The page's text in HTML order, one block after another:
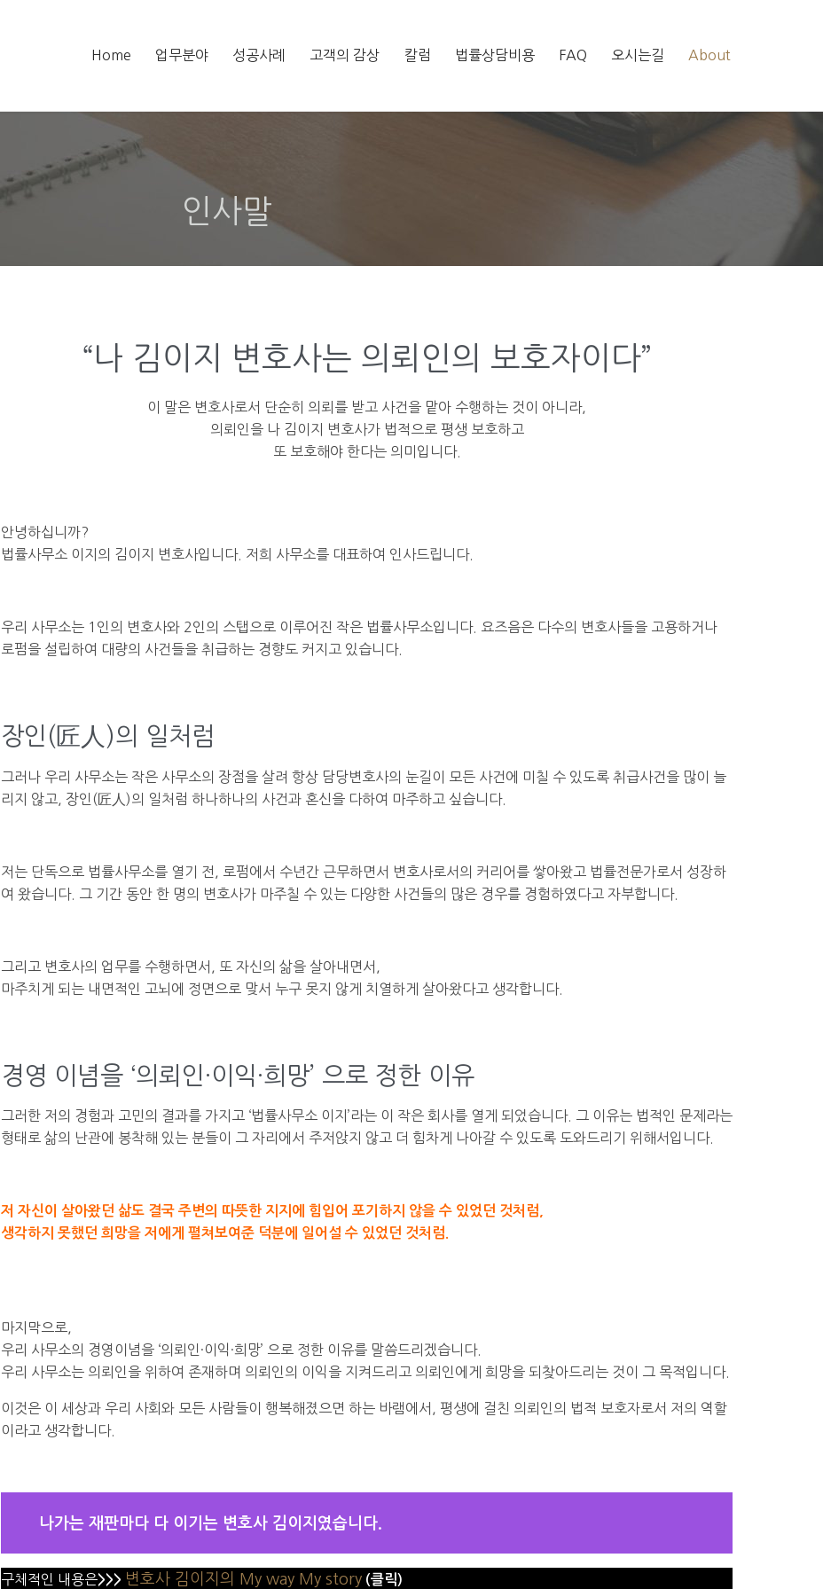
Home 업무분야 성공사례 고객의 감상 칼럼 법률상담비용 FAQ 오시는길 About
인사말
“나 김이지 변호사는 의뢰인의 보호자이다”
이 말은 변호사로서 단순히 의뢰를 받고 사건을 맡아 수행하는 것이 아니라,
의뢰인을 나 김이지 변호사가 법적으로 평생 보호하고
또 보호해야 한다는 의미입니다.
안녕하십니까?
법률사무소 이지의 김이지 변호사입니다. 저희 사무소를 대표하여 인사드립니다.
우리 사무소는 1인의 변호사와 2인의 스탭으로 이루어진 작은 법률사무소입니다. 요즈음은 다수의 변호사들을 고용하거나
로펌을 설립하여 대량의 사건들을 취급하는 경향도 커지고 있습니다.
장인(匠人)의 일처럼
그러나 우리 사무소는 작은 사무소의 장점을 살려 항상 담당변호사의 눈길이 모든 사건에 미칠 수 있도록 취급사건을 많이 늘
리지 않고, 장인(匠人)의 일처럼 하나하나의 사건과 혼신을 다하여 마주하고 싶습니다.
저는 단독으로 법률사무소를 열기 전, 로펌에서 수년간 근무하면서 변호사로서의 커리어를 쌓아왔고 법률전문가로서 성장하
여 왔습니다. 그 기간 동안 한 명의 변호사가 마주칠 수 있는 다양한 사건들의 많은 경우를 경험하였다고 자부합니다.
그리고 변호사의 업무를 수행하면서, 또 자신의 삶을 살아내면서,
마주치게 되는 내면적인 고뇌에 정면으로 맞서 누구 못지 않게 치열하게 살아왔다고 생각합니다.
경영 이념을 ‘의뢰인·이익·희망’ 으로 정한 이유
그러한 저의 경험과 고민의 결과를 가지고 ‘법률사무소 이지’라는 이 작은 회사를 열게 되었습니다. 그 이유는 법적인 문제라는
형태로 삶의 난관에 봉착해 있는 분들이 그 자리에서 주저앉지 않고 더 힘차게 나아갈 수 있도록 도와드리기 위해서입니다.
저 자신이 살아왔던 삶도 결국 주변의 따뜻한 지지에 힘입어 포기하지 않을 수 있었던 것처럼,
생각하지 못했던 희망을 저에게 펼쳐보여준 덕분에 일어설 수 있었던 것처럼.
마지막으로,
우리 사무소의 경영이념을 ‘의뢰인·이익·희망’ 으로 정한 이유를 말씀드리겠습니다.
우리 사무소는 의뢰인을 위하여 존재하며 의뢰인의 이익을 지켜드리고 의뢰인에게 희망을 되찾아드리는 것이 그 목적입니다.
이것은 이 세상과 우리 사회와 모든 사람들이 행복해졌으면 하는 바램에서, 평생에 걸친 의뢰인의 법적 보호자로서 저의 역할
이라고 생각합니다.
나가는 재판마다 다 이기는 변호사 김이지였습니다.
구체적인 내용은>>> 변호사 김이지의 My way My story (클릭)